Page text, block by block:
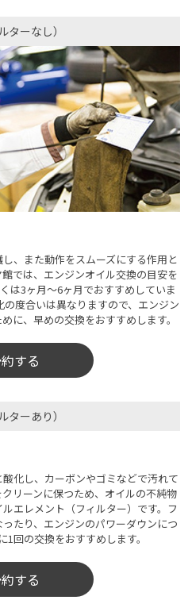
ーなし）​
、また動作をスムーズにする作用と
では、エンジンオイル交換の目安を
は3ヶ月〜6ヶ月でおすすめしていま
度合いは異なりますので、エンジン
に、早めの交換をおすすめします。
する
ーあり）​
化し、カーボンやゴミなどで汚れて
リーンに保つため、オイルの不純物
エレメント（フィルター）です。フ
たり、エンジンのパワーダウンにつ
回の交換をおすすめします。
する